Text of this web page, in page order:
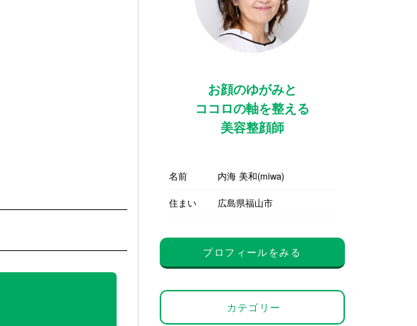
お顔のゆがみと
ココロの軸を整える
美容整顔師
名前
内海 美和(miwa)
住まい
広島県福山市
プロフィールをみる
カテゴリー